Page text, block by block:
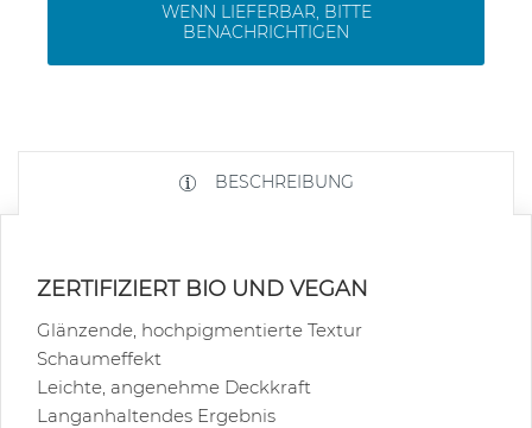
WENN LIEFERBAR, BITTE
BENACHRICHTIGEN
BESCHREIBUNG
ZERTIFIZIERT BIO UND VEGAN
Glänzende, hochpigmentierte Textur
Schaumeffekt
Leichte, angenehme Deckkraft
Langanhaltendes Ergebnis